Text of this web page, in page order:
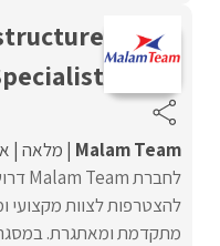
Malam Team מלאה
להצטרפות לצוות מקצועי
מתקדמת ומאתגרת.